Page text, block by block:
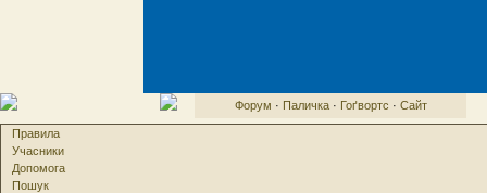
Форум · Паличка· Гоґвортс · Сайт
Правила
Учасники
Допомога
Пошук